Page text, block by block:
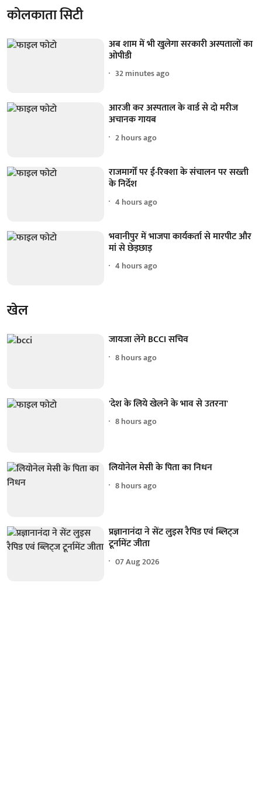
कोलकाता सिटी
अब शाम में भी खुलेगा सरकारी अस्पतालों का
ओपीडी
32 minutes ago
आरजी कर अस्पताल के वार्ड से दो मरीज
अचानक गायब
2 hours ago
राजमार्गों पर ई-रिक्शा के संचालन पर सख्ती
के निर्देश
4 hours ago
भवानीपुर में भाजपा कार्यकर्ता से मारपीट और
मां से छेड़छाड़
4 hours ago
खेल
जायजा लेंगे BCCI सचिव
8 hours ago
'देश के लिये खेलने के भाव से उतरना'
8 hours ago
लियोनेल मेसी के पिता का निधन
8 hours ago
प्रज्ञानानंदा ने सेंट लुइस रैपिड एवं ब्लिट्ज
टूर्नामेंट जीता
07 Aug 2026